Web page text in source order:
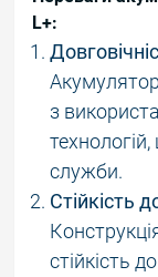
L+:
з
служби.
Стійкість
стійкість